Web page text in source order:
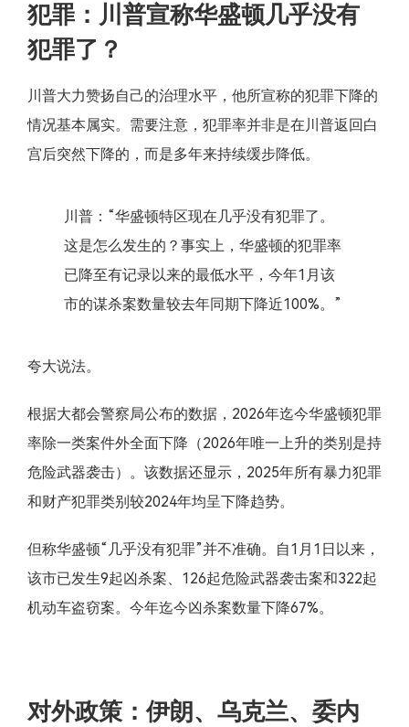
犯罪：川普宣称华盛顿几乎没有
犯罪了？
川普大力赞扬自己的治理水平，他所宣称的犯罪下降的
情况基本属实。需要注意，犯罪率并非是在川普返回白
宫后突然下降的，而是多年来持续缓步降低。
川普：“华盛顿特区现在几乎没有犯罪了。
这是怎么发生的？事实上，华盛顿的犯罪率
已降至有记录以来的最低水平，今年1月该
市的谋杀案数量较去年同期下降近100%。”
夸大说法。
根据大都会警察局公布的数据，2026年迄今华盛顿犯罪
率除一类案件外全面下降（2026年唯一上升的类别是持
危险武器袭击）。该数据还显示，2025年所有暴力犯罪
和财产犯罪类别较2024年均呈下降趋势。
但称华盛顿“几乎没有犯罪”并不准确。自1月1日以来，
该市已发生9起凶杀案、126起危险武器袭击案和322起
机动车盗窃案。今年迄今凶杀案数量下降67%。
对外政策：伊朗、乌克兰、委内